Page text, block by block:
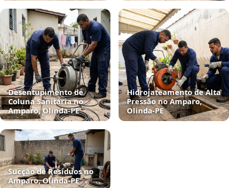
Desentupimento de
Coluna Sanitária no
Amparo, Olinda‑PE
Hidrojateamento de Alta
Pressão no Amparo,
Olinda‑PE
Sucção de Resíduos no
Amparo, Olinda‑PE